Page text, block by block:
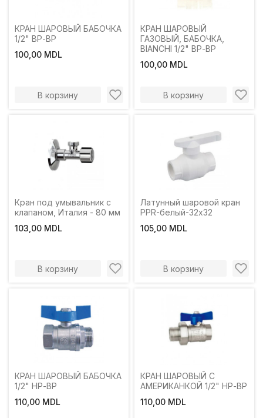
КРАН ШАРОВЫЙ БАБОЧКА
1/2" ВР-ВР
100,00 MDL
В корзину
КРАН ШАРОВЫЙ
ГАЗОВЫЙ, БАБОЧКА,
BIANCHI 1/2" ВР-ВР
100,00 MDL
В корзину
Кран под умывальник с
клапаном, Италия - 80 мм
103,00 MDL
В корзину
Латунный шаровой кран
PPR-белый-32x32
105,00 MDL
В корзину
КРАН ШАРОВЫЙ БАБОЧКА
1/2" НР-ВР
110,00 MDL
КРАН ШАРОВЫЙ С
АМЕРИКАНКОЙ 1/2" НР-ВР
110,00 MDL